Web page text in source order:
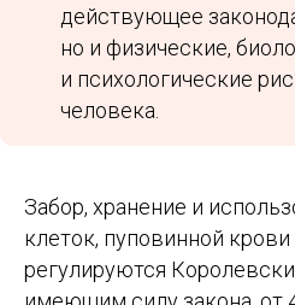
действующее
но и физические,
и психологические
человека.
Забор, хранение и
клеток, пуповинной
регулируются